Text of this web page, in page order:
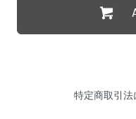
特定商取引法